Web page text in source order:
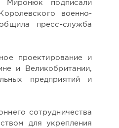
Миронюк подписали
военно-
пресс-служба
проектирование и
и Великобритании,
предприятий и
сотрудничества
для укрепления